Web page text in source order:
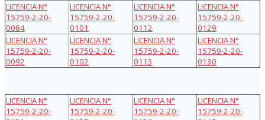
LICENCIA N°
15759-2-20-
0084
LICENCIA N°
15759-2-20-
0101
LICENCIA N°
15759-2-20-
0112
LICENCIA N°
15759-2-20-
0129
LICENCIA N°
15759-2-20-
0092
LICENCIA N°
15759-2-20-
0102
LICENCIA N°
15759-2-20-
0113
LICENCIA N°
15759-2-20-
0130
LICENCIA N°
15759-2-20-
LICENCIA N°
15759-2-20-
LICENCIA N°
15759-2-20-
LICENCIA N°
15759-2-20-